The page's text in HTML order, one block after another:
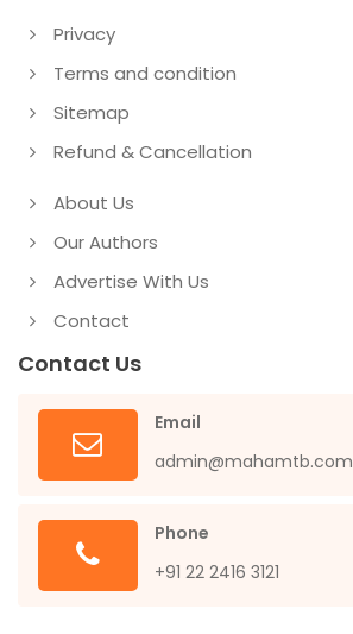
Privacy
Terms and condition
Sitemap
Refund & Cancellation
About Us
Our Authors
Advertise With Us
Contact
Contact Us
Email
admin@mahamtb.com
Phone
+91 22 2416 3121